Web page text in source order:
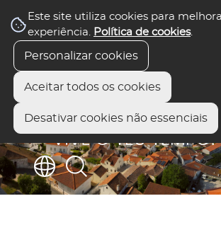
Este site utiliza cookies para
experiência. Política de cookies.
Personalizar cookies
Aceitar todos os cookies
Desativar cookies não essenciais